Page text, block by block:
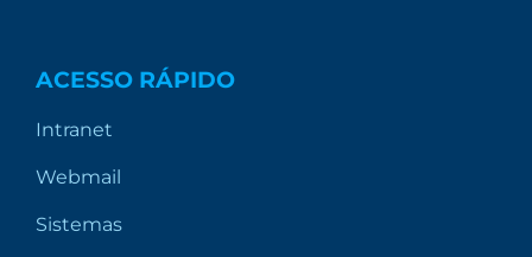
ACESSO RÁPIDO
Intranet
Webmail
Sistemas